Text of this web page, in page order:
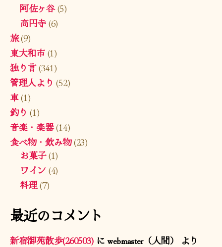
阿佐ヶ谷(5)
高円寺(6)
旅(9)
東大和市(1)
独り言(341)
管理人より (52)
車(1)
釣り (1)
音楽・楽器(14)
食べ物・飲み物(23)
お菓子(1)
ワイン (4)
料理(7)
最近のコメント
新宿御苑散歩(260503) にwebmaster（人間）
より